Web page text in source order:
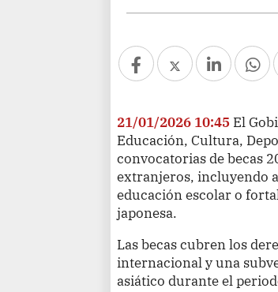
21/01/2026 10:45 El
Educación, Cultura,
convocatorias de becas
extranjeros, incluyendo
educación escolar o
japonesa.
Las becas cubren los
internacional y una
asiático durante el